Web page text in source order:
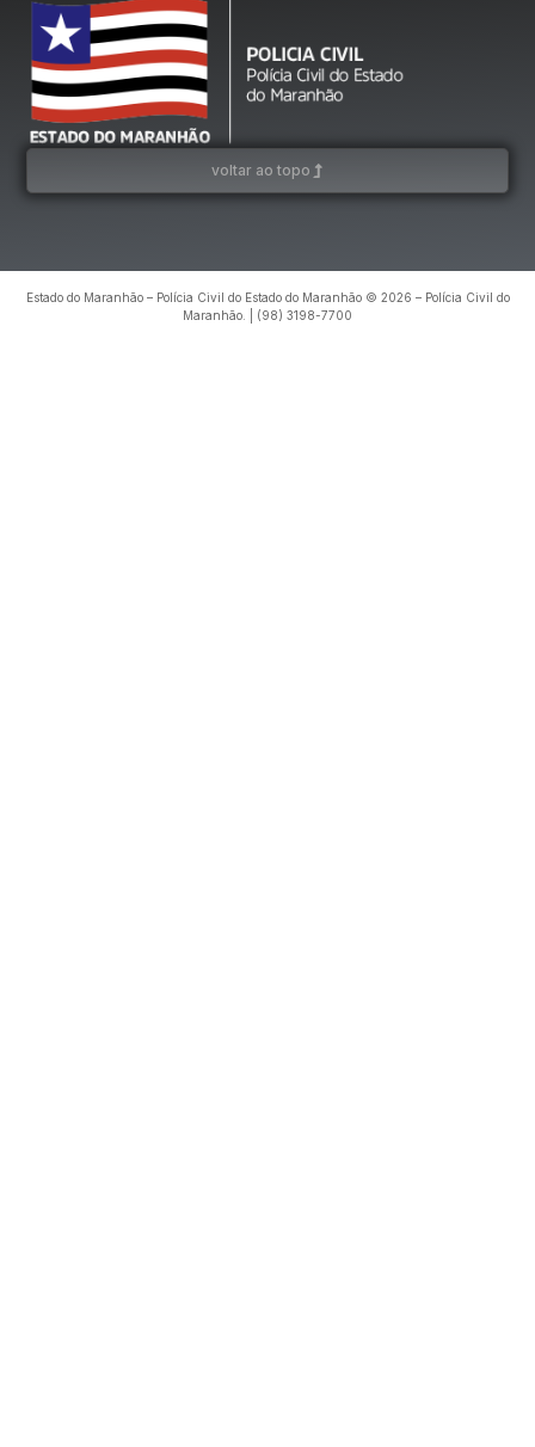
voltar ao topo
Estado do Maranhão – Polícia Civil do Estado do Maranhão © 2026 – Polícia Civil do
Maranhão. | (98) 3198-7700